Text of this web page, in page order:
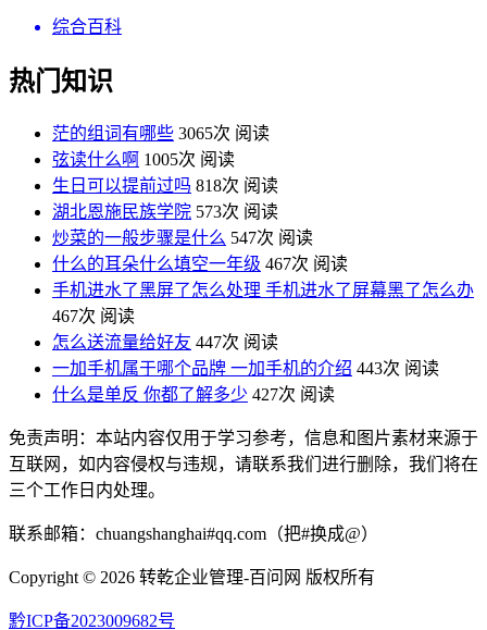
综合百科
热门知识
茫的组词有哪些 3065次 阅读
弦读什么啊 1005次 阅读
生日可以提前过吗 818次 阅读
湖北恩施民族学院 573次 阅读
炒菜的一般步骤是什么 547次 阅读
什么的耳朵什么填空一年级 467次 阅读
手机进水了黑屏了怎么处理 手机进水了屏幕黑了怎么办
467次 阅读
怎么送流量给好友 447次 阅读
一加手机属于哪个品牌 一加手机的介绍 443次 阅读
什么是单反 你都了解多少 427次 阅读
免责声明：本站内容仅用于学习参考，信息和图片素材来源于
互联网，如内容侵权与违规，请联系我们进行删除，我们将在
三个工作日内处理。
联系邮箱：chuangshanghai#qq.com（把#换成@）
Copyright © 2026 转乾企业管理-百问网 版权所有
黔ICP备2023009682号